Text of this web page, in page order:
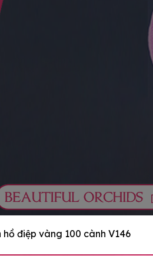
hồ điệp vàng 100 cành V146